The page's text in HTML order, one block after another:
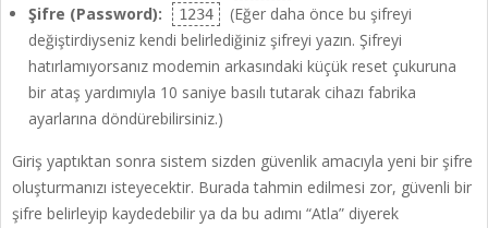
Şifre (Password): 1234
(Eğer daha önce bu şifreyi
değiştirdiyseniz kendi belirlediğiniz şifreyi yazın. Şifreyi
hatırlamıyorsanız modemin arkasındaki küçük reset çukuruna
bir ataş yardımıyla 10 saniye basılı tutarak cihazı fabrika
ayarlarına döndürebilirsiniz.)
Giriş yaptıktan sonra sistem sizden güvenlik amacıyla yeni bir şifre
oluşturmanızı isteyecektir. Burada tahmin edilmesi zor, güvenli bir
şifre belirleyip kaydedebilir ya da bu adımı “Atla” diyerek